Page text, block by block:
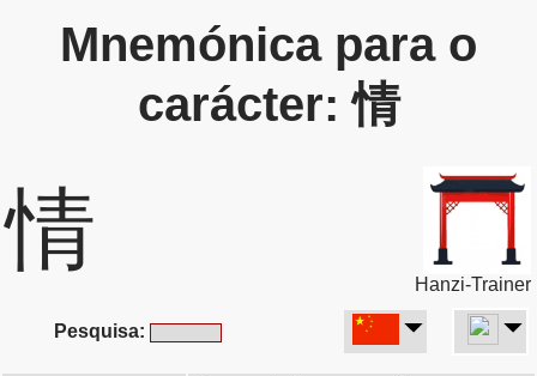
Mnemónica para o
carácter: 情
情
Hanzi-Trainer
Pesquisa: